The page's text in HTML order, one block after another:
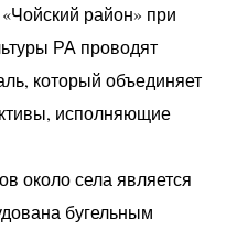
район» при
РА проводят
который объединяет
исполняющие
около села является
бугельным